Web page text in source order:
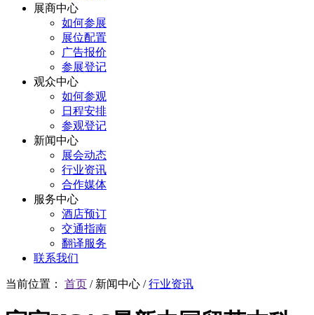
展商中心
如何参展
展位配置
广告报价
参展登记
观众中心
如何参观
日程安排
参观登记
新闻中心
展会动态
行业资讯
合作媒体
服务中心
酒店预订
交通指南
翻译服务
联系我们
当前位置： 首页 / 新闻中心 /行业资讯